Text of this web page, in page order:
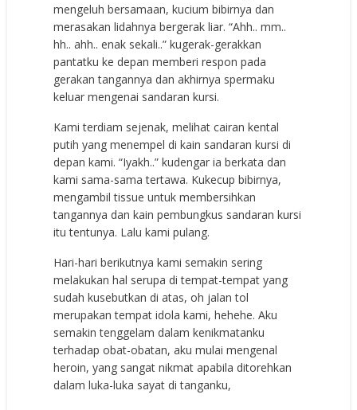
mengeluh bersamaan, kucium bibirnya dan
merasakan lidahnya bergerak liar. “Ahh.. mm..
hh.. ahh.. enak sekali..” kugerak-gerakkan
pantatku ke depan memberi respon pada
gerakan tangannya dan akhirnya spermaku
keluar mengenai sandaran kursi.
Kami terdiam sejenak, melihat cairan kental
putih yang menempel di kain sandaran kursi di
depan kami. “Iyakh..” kudengar ia berkata dan
kami sama-sama tertawa. Kukecup bibirnya,
mengambil tissue untuk membersihkan
tangannya dan kain pembungkus sandaran kursi
itu tentunya. Lalu kami pulang.
Hari-hari berikutnya kami semakin sering
melakukan hal serupa di tempat-tempat yang
sudah kusebutkan di atas, oh jalan tol
merupakan tempat idola kami, hehehe. Aku
semakin tenggelam dalam kenikmatanku
terhadap obat-obatan, aku mulai mengenal
heroin, yang sangat nikmat apabila ditorehkan
dalam luka-luka sayat di tanganku,